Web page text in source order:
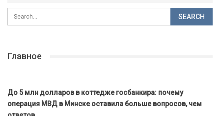
Главное
До 5 млн долларов в коттедже госбанкира: почему
операция МВД в Минске оставила больше вопросов, чем